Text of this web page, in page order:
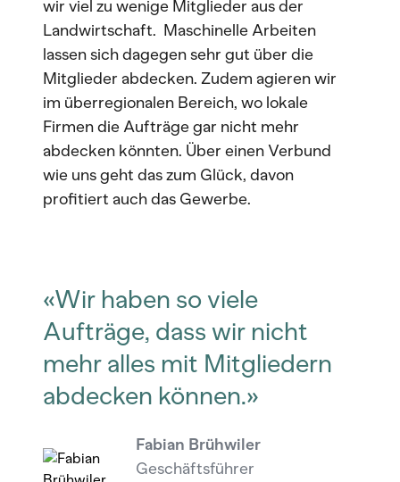
wir viel zu wenige Mitglieder aus der
Landwirtschaft. Maschinelle Arbeiten
lassen sich dagegen sehr gut über die
Mitglieder abdecken. Zudem agieren wir
im überregionalen Bereich, wo lokale
Firmen die Aufträge gar nicht mehr
abdecken könnten. Über einen Verbund
wie uns geht das zum Glück, davon
profitiert auch das Gewerbe.
«Wir haben so viele
Aufträge, dass wir nicht
mehr alles mit Mitgliedern
abdecken können.»
Fabian Brühwiler
Geschäftsführer